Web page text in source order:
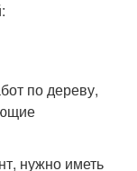
по дереву,
нужно иметь